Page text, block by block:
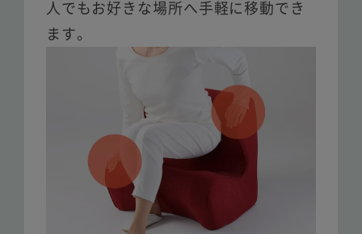
人でもお好きな場所へ手軽に移動でき
ます。